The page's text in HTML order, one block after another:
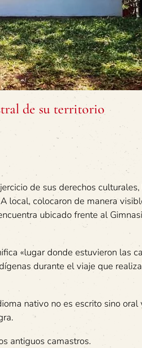
de su territorio
de sus derechos
local, colocaron de manera
ubicado frente al
«lugar donde estuvieron las
durante el viaje que
nativo no es escrito sino oral
antiguos camastros.